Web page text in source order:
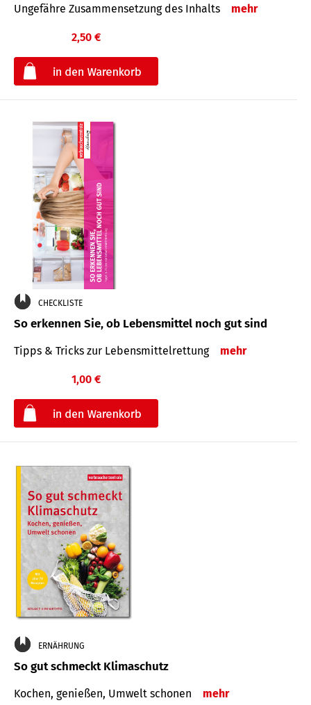
Ungefähre Zusammensetzung des Inhalts mehr
2,50 €
CHECKLISTE
So erkennen Sie, ob Lebensmittel noch gut sind
Tipps & Tricks zur Lebensmittelrettung mehr
1,00 €
ERNÄHRUNG
So gut schmeckt Klimaschutz
Kochen, genießen, Umwelt schonen mehr